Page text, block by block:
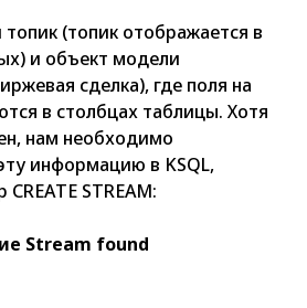
(топик отображается в
и объект модели
сделка), где поля на
в столбцах таблицы. Хотя
нам необходимо
информацию в KSQL,
СREАTE STREАM:
Streаm fоund